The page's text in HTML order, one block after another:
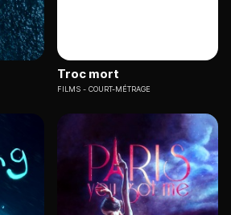
Troc mort
FILMS COURT-MÉTRAGE